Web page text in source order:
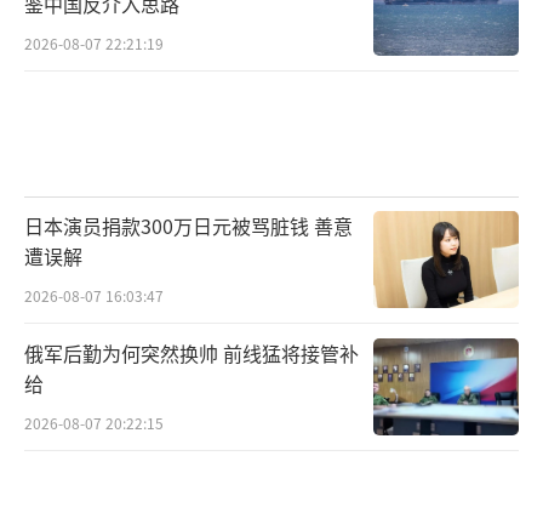
2026-08-07 22:21:19
日本演员捐款300万日元被骂脏钱 善意
遭误解
2026-08-07 16:03:47
俄军后勤为何突然换帅 前线猛将接管补
给
2026-08-07 20:22:15